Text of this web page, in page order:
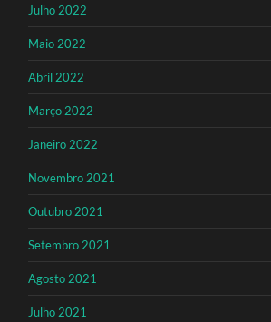
Julho 2022
Maio 2022
Abril 2022
Março 2022
Janeiro 2022
Novembro 2021
Outubro 2021
Setembro 2021
Agosto 2021
Julho 2021